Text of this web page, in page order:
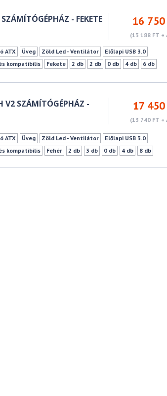
- FEKETE 16
(13 188 FT +
ATX Üveg Zöld Led - Ventilátor
Előlapi USB 3.0
kompatibilis Fekete 2 db 2 db 0 db 4 db
6 db
V2 SZÁMÍTÓGÉPHÁZ -
17
(13 740 FT +
ATX Üveg Zöld Led - Ventilátor
Előlapi USB 3.0
kompatibilis Fehér 2 db 3 db 0 db 4 db
8 db